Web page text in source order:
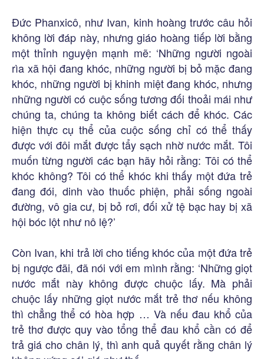
Đức Phanxicô, như Ivan, kinh hoàng trước câu hỏi
không lời đáp này, nhưng giáo hoàng tiếp lời bằng
một thỉnh nguyện mạnh mẽ: ‘Những người ngoài
rìa xã hội đang khóc, những người bị bỏ mặc đang
khóc, những người bị khinh miệt đang khóc, nhưng
những người có cuộc sống tương đối thoải mái như
chúng ta, chúng ta không biết cách để khóc. Các
hiện thực cụ thể của cuộc sống chỉ có thể thấy
được với đôi mắt được tẩy sạch nhờ nước mắt. Tôi
muốn từng người các bạn hãy hỏi rằng: Tôi có thể
khóc không? Tôi có thể khóc khi thấy một đứa trẻ
đang đói, dinh vào thuốc phiện, phải sống ngoài
đường, vô gia cư, bị bỏ rơi, đối xử tệ bạc hay bị xã
hội bóc lột như nô lệ?’
Còn Ivan, khi trả lời cho tiếng khóc của một đứa trẻ
bị ngược đãi, đã nói với em mình rằng: ‘Những giọt
nước mắt này không được chuộc lấy. Mà phải
chuộc lấy những giọt nước mắt trẻ thơ nếu không
thì chẳng thể có hòa hợp … Và nếu đau khổ của
trẻ thơ được quy vào tổng thể đau khổ cần có để
trả giá cho chân lý, thì anh quả quyết rằng chân lý